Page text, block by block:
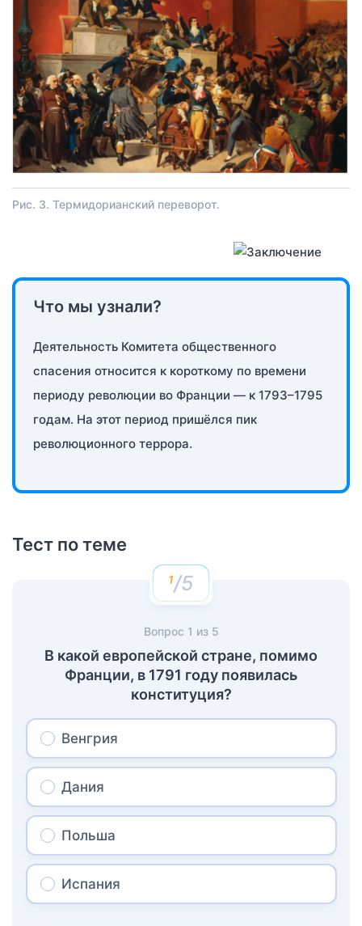
Рис. 3. Термидорианский переворот.
Что мы узнали?
Деятельность Комитета общественного
спасения относится к короткому по времени
периоду революции во Франции — к 1793–1795
годам. На этот период пришёлся пик
революционного террора.
Тест по теме
/5
Вопрос 1 из 5
В какой европейской стране, помимо
Франции, в 1791 году появилась
конституция?
Венгрия
Дания
Польша
Испания